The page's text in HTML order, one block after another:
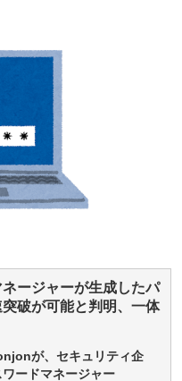
ージャーが生成したパ
破が可能と判明、一体
が、セキュリティ企
ードマネージャー